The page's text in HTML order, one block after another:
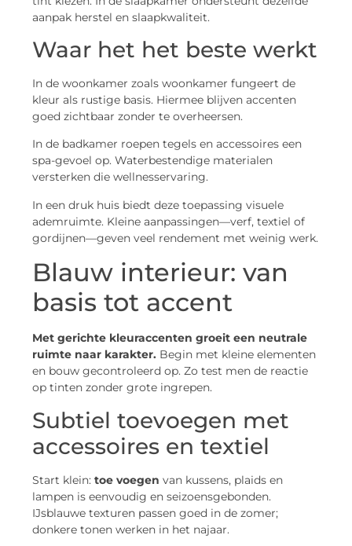
aanpak herstel en slaapkwaliteit.
Waar het het beste werkt
In de woonkamer zoals woonkamer fungeert de
kleur als rustige basis. Hiermee blijven accenten
goed zichtbaar zonder te overheersen.
In de badkamer roepen tegels en accessoires een
spa-gevoel op. Waterbestendige materialen
versterken die wellnesservaring.
In een druk huis biedt deze toepassing visuele
ademruimte. Kleine aanpassingen—verf, textiel of
gordijnen—geven veel rendement met weinig werk.
Blauw interieur: van
basis tot accent
Met gerichte kleuraccenten groeit een neutrale
ruimte naar karakter. Begin met kleine elementen
en bouw gecontroleerd op. Zo test men de reactie
op tinten zonder grote ingrepen.
Subtiel toevoegen met
accessoires en textiel
Start klein: toe voegen van kussens, plaids en
lampen is eenvoudig en seizoensgebonden.
IJsblauwe texturen passen goed in de zomer;
donkere tonen werken in het najaar.